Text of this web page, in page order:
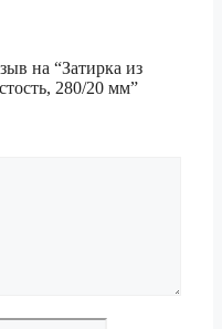
на “Затирка из
280/20 мм”